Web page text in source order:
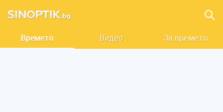
Времето Видео За времето